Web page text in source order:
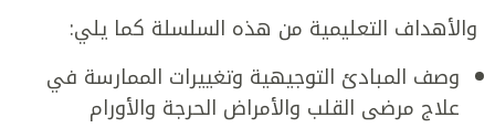
والأهداف التعليمية من هذه السلسلة كما يلي:
وصف المبادئ التوجيهية وتغييرات الممارسة في
علاج مرضى القلب والأمراض الحرجة والأورام